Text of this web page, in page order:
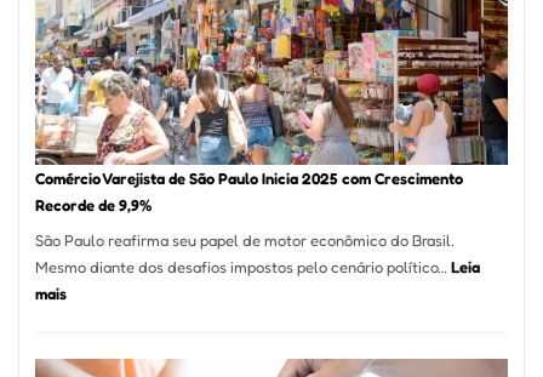
Milhão
com
em
São
Paulo
Comércio Varejista de São Paulo Inicia 2025 com Crescimento
Recorde de 9,9%
São Paulo reafirma seu papel de motor econômico do Brasil.
Mesmo diante dos desafios impostos pelo cenário político… Leia
mais:
de